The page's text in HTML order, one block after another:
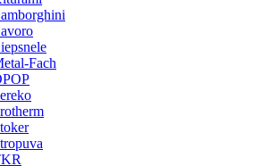
Fach